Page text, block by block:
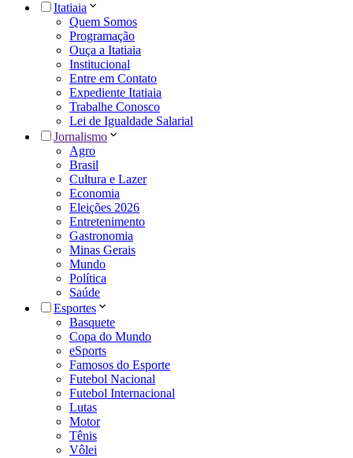
Itatiaia
Quem Somos
Programação
Ouça a Itatiaia
Institucional
Entre em Contato
Expediente Itatiaia
Trabalhe Conosco
Lei de Igualdade Salarial
Jornalismo
Agro
Brasil
Cultura e Lazer
Economia
Eleições 2026
Entretenimento
Gastronomia
Minas Gerais
Mundo
Política
Saúde
Esportes
Basquete
Copa do Mundo
eSports
Famosos do Esporte
Futebol Nacional
Futebol Internacional
Lutas
Motor
Tênis
Vôlei